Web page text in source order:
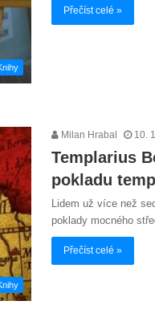
Přečíst celé »
Milan Hrabal 10.
Templarius
pokladu
Lidem už více než
poklady mocného
Přečíst celé »